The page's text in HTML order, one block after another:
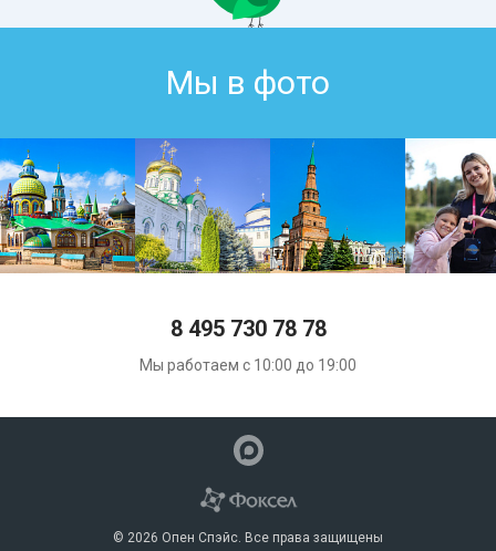
Мы в фото
8 495 730 78 78
Мы работаем с 10:00 до 19:00
© 2026 Опен Спэйс. Все права защищены